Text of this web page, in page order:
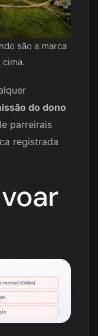
são a marca
do dono
parreirais
registrada
nacional/ICMBio)